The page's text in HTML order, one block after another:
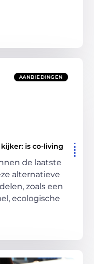
AANBIEDINGEN
is co-living
de laatste
alternatieve
zoals een
ecologische